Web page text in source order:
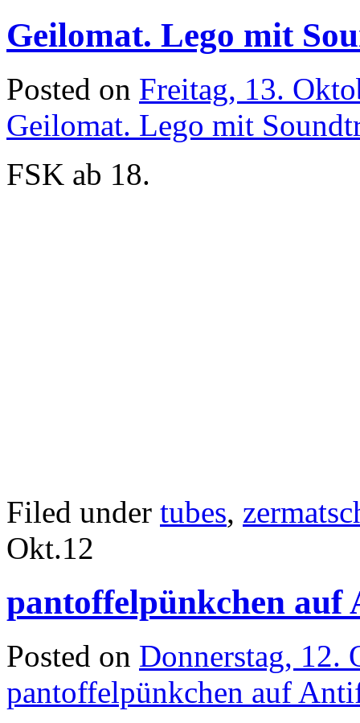
Geilomat. Lego mit
Posted on Freitag, 13.
Geilomat. Lego mit
FSK ab 18.
Filed under tubes,
Okt.12
pantoffelpünkchen auf
Posted on Donnerstag, 12.
pantoffelpünkchen auf